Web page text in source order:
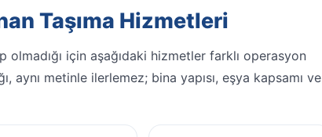
Taşıma Hizmetleri
için aşağıdaki hizmetler farklı operasyon
aynı metinle ilerlemez; bina yapısı, eşya kapsamı ve